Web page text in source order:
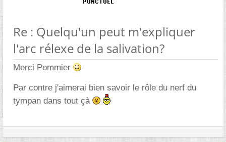
Re : Quelqu'un peut m'expliquer
l'arc rélexe de la salivation?
Merci Pommier
Par contre j'aimerai bien savoir le rôle du nerf du
tympan dans tout çà